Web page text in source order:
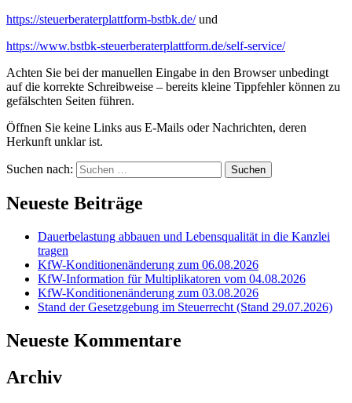
https://steuerberaterplattform-bstbk.de/und
https://www.bstbk-steuerberaterplattform.de/self-service/
Achten Sie bei der manuellen Eingabe in den Browser unbedingt
auf die korrekte Schreibweise – bereits kleine Tippfehler können zu
gefälschten Seiten führen.
Öffnen Sie keine Links aus E-Mails oder Nachrichten, deren
Herkunft unklar ist.
Suchen nach:
Neueste Beiträge
Dauerbelastung abbauen und Lebensqualität in die Kanzlei
tragen
KfW-Konditionenänderung zum 06.08.2026
KfW-Information für Multiplikatoren vom 04.08.2026
KfW-Konditionenänderung zum 03.08.2026
Stand der Gesetzgebung im Steuerrecht (Stand 29.07.2026)
Neueste Kommentare
Archiv